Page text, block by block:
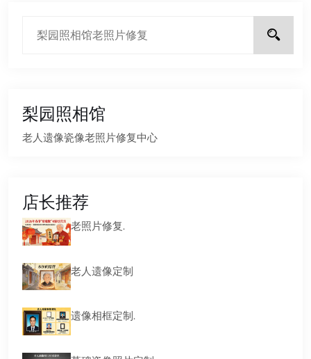
梨园照相馆
老人遗像瓷像老照片修复中心
店长推荐
老照片修复.
老人遗像定制
遗像相框定制.